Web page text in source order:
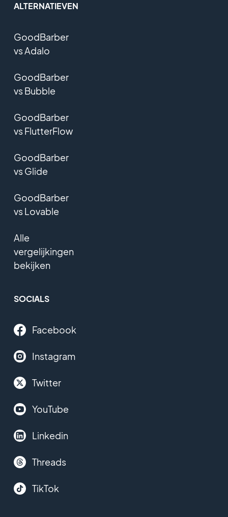
ALTERNATIEVEN
GoodBarber
vs Adalo
GoodBarber
vs Bubble
GoodBarber
vs FlutterFlow
GoodBarber
vs Glide
GoodBarber
vs Lovable
Alle
vergelijkingen
bekijken
SOCIALS
Facebook
Instagram
Twitter
YouTube
Linkedin
Threads
TikTok